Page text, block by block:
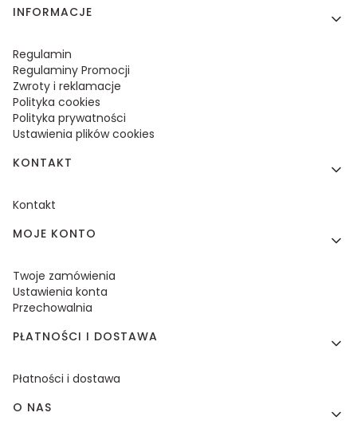
Linki w stopce
INFORMACJE
Regulamin
Regulaminy Promocji
Zwroty i reklamacje
Polityka cookies
Polityka prywatności
Ustawienia plików cookies
KONTAKT
Kontakt
MOJE KONTO
Twoje zamówienia
Ustawienia konta
Przechowalnia
PŁATNOŚCI I DOSTAWA
Płatności i dostawa
O NAS